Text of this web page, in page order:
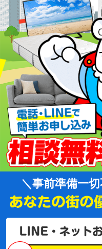
事前準備一